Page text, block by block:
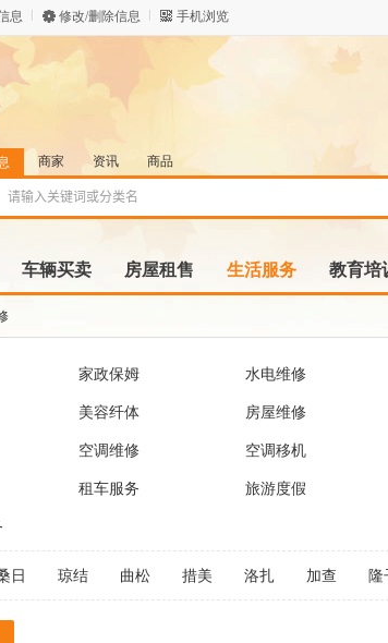
息 修改/删除信息 手机浏览
商家 资讯 商品
车辆买卖 房屋租售 生活服务 教育培
家政保姆 水电维修
美容纤体 房屋维修
空调维修 空调移机
租车服务 旅游度假
日 琼结 曲松 措美 洛扎 加查 隆